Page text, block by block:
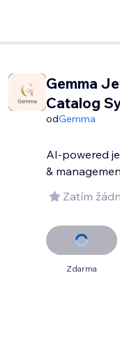
Gemma
Catalog
odGemma
AI-powered
&
Zatím
Zdarma